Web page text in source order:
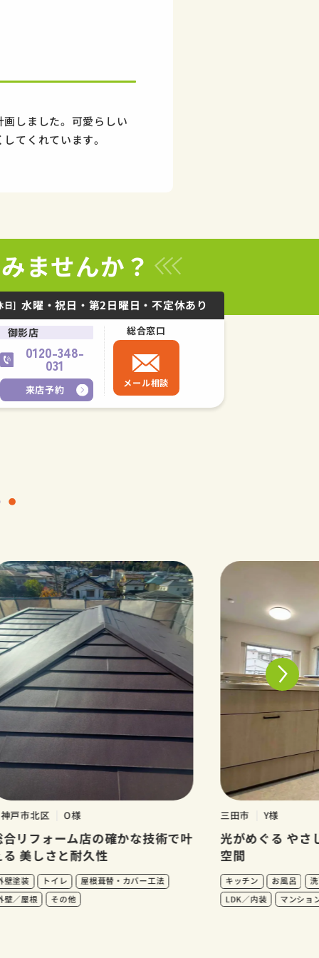
しました。可愛らしい
てくれています。
ませんか？
日] 水曜・祝日・第2日曜日・不定休あり
御影店
0120-348-
031
来店予約
総合窓口
メール相談
北区 O様
フォーム店の確かな技術で叶
しさと耐久性
トイレ
屋根葺替・カバー工法
根
その他
三田市 Y様
光がめぐる やさし
空間
キッチン お風呂 洗面
LDK／内装
マンション